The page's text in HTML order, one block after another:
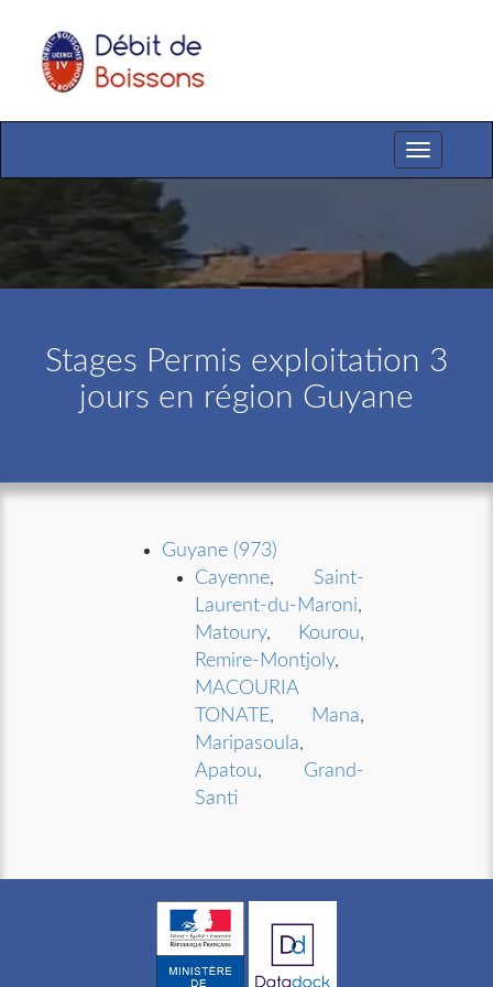
Toggle
navigation
Stages Permis exploitation 3
jours en région Guyane
Guyane (973)
Cayenne, Saint-
Laurent-du-Maroni,
Matoury, Kourou,
Remire-Montjoly,
MACOURIA
TONATE, Mana,
Maripasoula,
Apatou, Grand-
Santi